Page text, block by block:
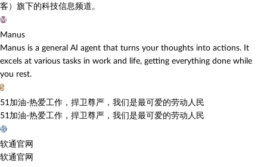
客）旗下的科技信息频道。
M
Manus
Manus is a general AI agent that turns your thoughts into actions. It
excels at various tasks in work and life, getting everything done while
you rest.
5
51加油-热爱工作，捍卫尊严，我们是最可爱的劳动人民
51加油-热爱工作，捍卫尊严，我们是最可爱的劳动人民
软
软通官网
软通官网